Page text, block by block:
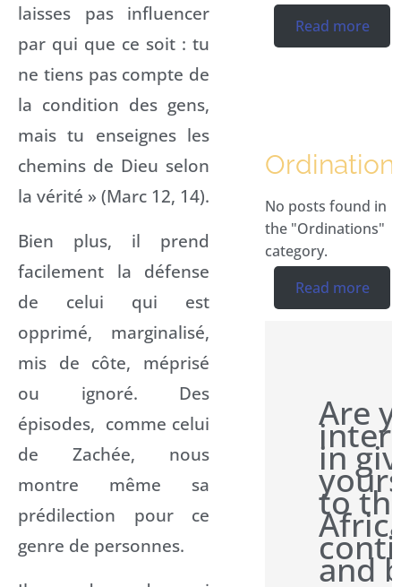
laisses pas influencer
par qui que ce soit : tu
ne tiens pas compte de
la condition des gens,
mais tu enseignes les
chemins de Dieu selon
la vérité » (Marc 12, 14).
Bien plus, il prend
facilement la défense
de celui qui est
opprimé, marginalisé,
mis de côte, méprisé
ou ignoré. Des
épisodes, comme celui
de Zachée, nous
montre même sa
prédilection pour ce
genre de personnes.
Read more
No posts found in
the "Ordinations"
category.
Read more
Are
in
to
and